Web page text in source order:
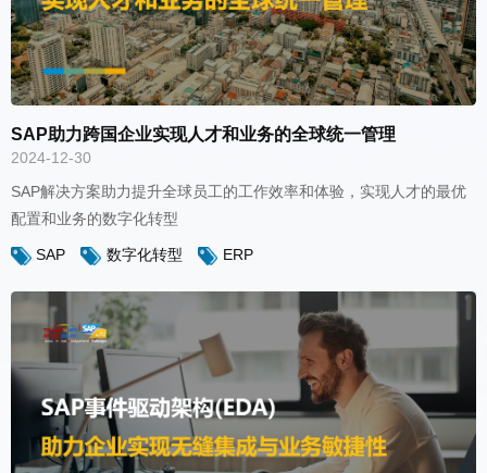
SAP助力跨国企业实现人才和业务的全球统一管理
2024-12-30
配置和业务的数字化转型
SAP 数字化转型 ERP